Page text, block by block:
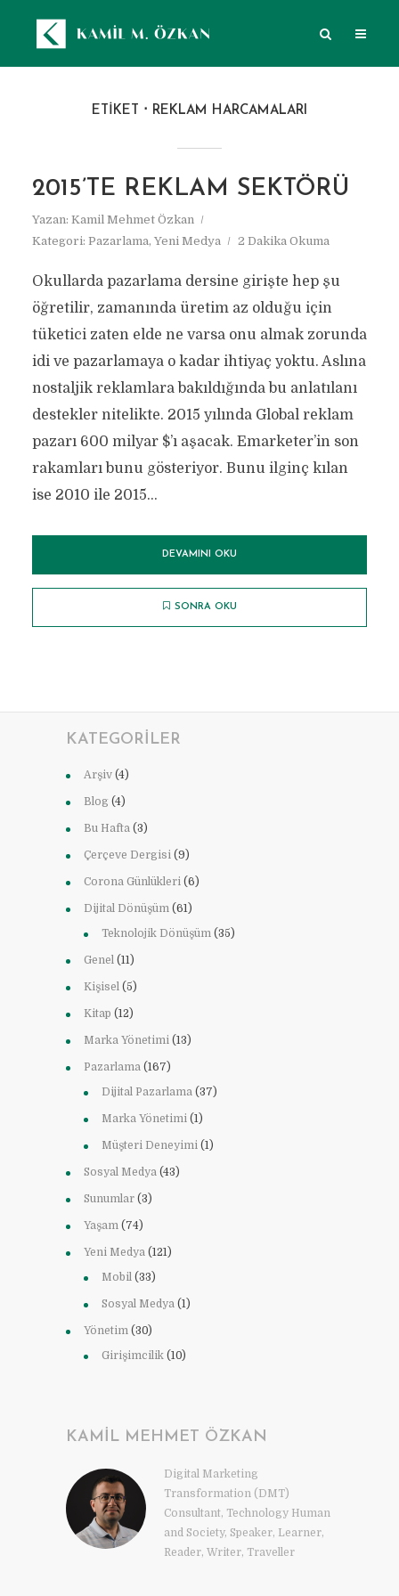
ETIKET REKLAM HARCAMALARI
2015’TE REKLAM SEKTÖRÜ
Yazan: Kamil Mehmet Özkan
Kategori: Pazarlama, Yeni Medya 2 Dakika Okuma
Okullarda pazarlama dersine girişte hep şu
öğretilir, zamanında üretim az olduğu için
tüketici zaten elde ne varsa onu almak zorunda
idi ve pazarlamaya o kadar ihtiyaç yoktu. Aslına
nostaljik reklamlara bakıldığında bu anlatılanı
destekler nitelikte. 2015 yılında Global reklam
pazarı 600 milyar $’ı aşacak. Emarketer’in son
rakamları bunu gösteriyor. Bunu ilginç kılan
ise 2010 ile 2015...
DEVAMINI OKU
SONRA OKU
KATEGORILER
Arşiv (4)
Blog (4)
Bu Hafta (3)
Çerçeve Dergisi (9)
Corona Günlükleri (6)
Dijital Dönüşüm (61)
Teknolojik Dönüşüm (35)
Genel (11)
Kişisel (5)
Kitap (12)
Marka Yönetimi (13)
Pazarlama (167)
Dijital Pazarlama (37)
Marka Yönetimi (1)
Müşteri Deneyimi (1)
Sosyal Medya (43)
Sunumlar (3)
Yaşam (74)
Yeni Medya (121)
Mobil (33)
Sosyal Medya (1)
Yönetim (30)
Girişimcilik (10)
KAMIL MEHMET ÖZKAN
Digital Marketing
Transformation (DMT)
Consultant, Technology Human
and Society, Speaker, Learner,
Reader, Writer, Traveller